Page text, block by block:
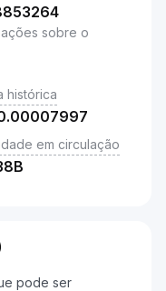
sobre o
histórica
em circulação
pode ser